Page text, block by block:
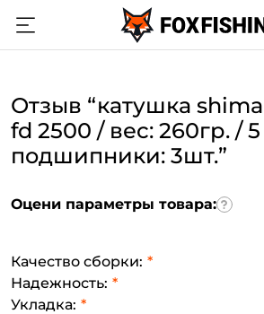
Отзыв “катушка
fd 2500 / вес: 260гр. /
подшипники: 3шт.”
Оцени параметры товара:
Качество сборки:
Надежность:
Укладка: